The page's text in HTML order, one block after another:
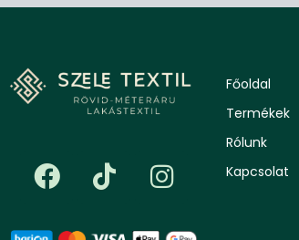
Főoldal
Termékek
Rólunk
Kapcsolat